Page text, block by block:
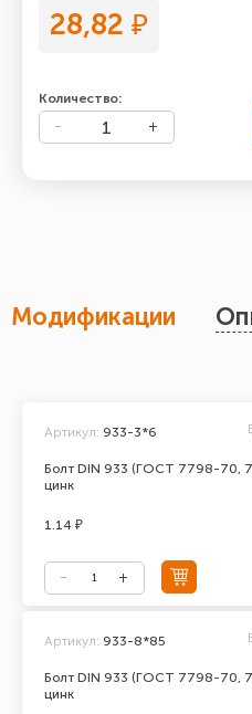
28,82 ₽
Количество:
Модификации
Болт DIN 933 (ГОСТ 7798-70,
цинк
Артикул: 933-3*6
1.14 ₽
Болт DIN 933 (ГОСТ 7798-70,
цинк
Артикул: 933-8*85